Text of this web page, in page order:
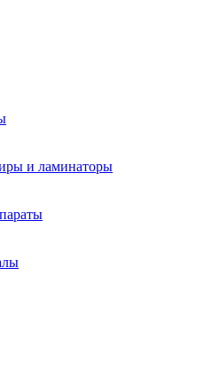
и ламинаторы